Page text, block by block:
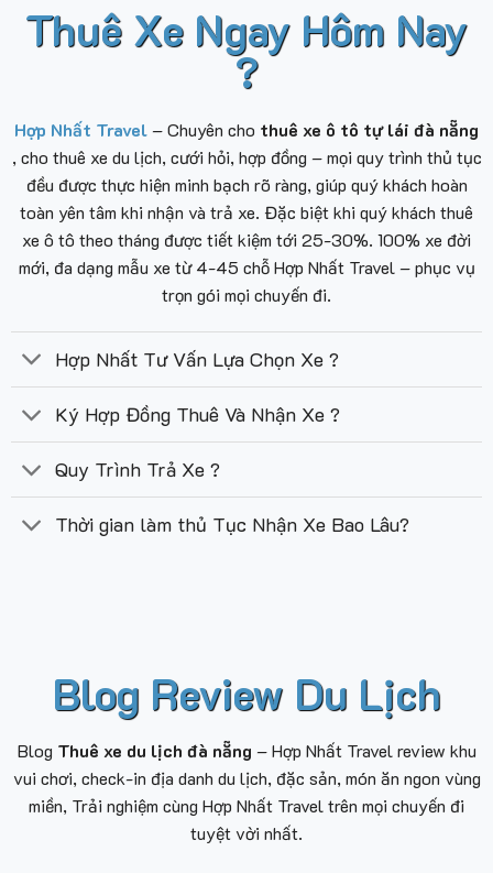
Thuê Xe Ngay Hôm Nay
?
Hợp Nhất Travel– Chuyên cho thuê xe ô tô tự lái đà nẵng
, cho thuê xe du lịch, cưới hỏi, hợp đồng – mọi quy trình thủ tục
đều được thực hiện minh bạch rõ ràng, giúp quý khách hoàn
toàn yên tâm khi nhận và trả xe. Đặc biệt khi quý khách thuê
xe ô tô theo tháng được tiết kiệm tới 25-30%. 100% xe đời
mới, đa dạng mẫu xe từ 4-45 chỗ Hợp Nhất Travel – phục vụ
trọn gói mọi chuyến đi.
Hợp Nhất Tư Vấn Lựa Chọn Xe ?
Ký Hợp Đồng Thuê Và Nhận Xe ?
Quy Trình Trả Xe ?
Thời gian làm thủ Tục Nhận Xe Bao Lâu?
Blog Review Du Lịch
Blog Thuê xe du lịch đà nẵng – Hợp Nhất Travel review khu
vui chơi, check-in địa danh du lịch, đặc sản, món ăn ngon vùng
miền, Trải nghiệm cùng Hợp Nhất Travel trên mọi chuyến đi
tuyệt vời nhất.